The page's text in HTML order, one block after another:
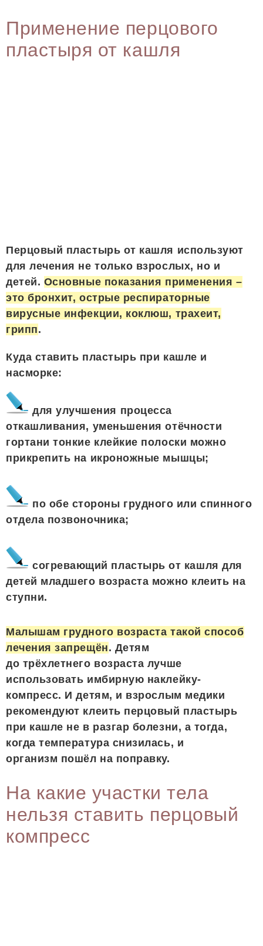
Применение перцового
пластыря от кашля
Перцовый пластырь от кашля используют
для лечения не только взрослых, но и
детей. Основные показания применения –
это бронхит, острые респираторные
вирусные инфекции, коклюш, трахеит,
грипп.
Куда ставить пластырь при кашле и
насморке:
для улучшения процесса
откашливания, уменьшения отёчности
гортани тонкие клейкие полоски можно
прикрепить на икроножные мышцы;
по обе стороны грудного или спинного
отдела позвоночника;
согревающий пластырь от кашля для
детей младшего возраста можно клеить на
ступни.
Малышам грудного возраста такой способ
лечения запрещён. Детям
до трёхлетнего возраста лучше
использовать имбирную наклейку-
компресс. И детям, и взрослым медики
рекомендуют клеить перцовый пластырь
при кашле не в разгар болезни, а тогда,
когда температура снизилась, и
организм пошёл на поправку.
На какие участки тела
нельзя ставить перцовый
компресс